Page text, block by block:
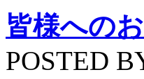
皆様への
POSTED